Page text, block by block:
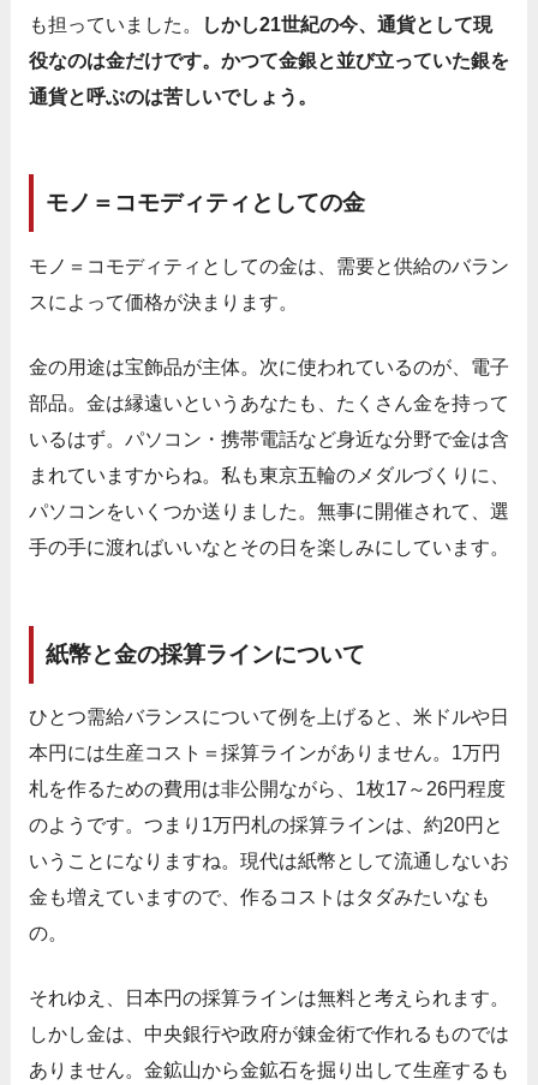
も担っていました。
しかし21世紀の今、通貨として現
役なのは金だけです。かつて金銀と並び立っていた銀を
通貨と呼ぶのは苦しいでしょう。
モノ＝コモディティとしての金
モノ＝コモディティとしての金は、需要と供給のバラン
スによって価格が決まります。
金の用途は宝飾品が主体。次に使われているのが、電子
部品。金は縁遠いというあなたも、たくさん金を持って
いるはず。パソコン・携帯電話など身近な分野で金は含
まれていますからね。私も東京五輪のメダルづくりに、
パソコンをいくつか送りました。無事に開催されて、選
手の手に渡ればいいなとその日を楽しみにしています。
紙幣と金の採算ラインについて
ひとつ需給バランスについて例を上げると、米ドルや日
本円には生産コスト＝採算ラインがありません。1万円
札を作るための費用は非公開ながら、1枚17～26円程度
のようです。つまり1万円札の採算ラインは、約20円と
いうことになりますね。現代は紙幣として流通しないお
金も増えていますので、作るコストはタダみたいなも
の。
それゆえ、日本円の採算ラインは無料と考えられます。
しかし金は、中央銀行や政府が錬金術で作れるものでは
ありません。金鉱山から金鉱石を掘り出して生産するも